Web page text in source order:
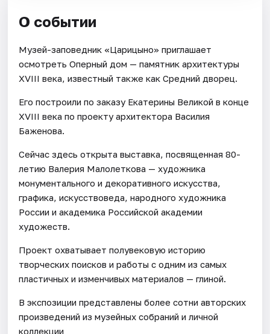
О событии
Музей-заповедник «Царицыно» приглашает
осмотреть Оперный дом — памятник архитектуры
XVIII века, известный также как Средний дворец.
Его построили по заказу Екатерины Великой в конце
XVIII века по проекту архитектора Василия
Баженова.
Сейчас здесь открыта выставка, посвященная 80-
летию Валерия Малолеткова — художника
монументального и декоративного искусства,
графика, искусствоведа, народного художника
России и академика Российской академии
художеств.
Проект охватывает полувековую историю
творческих поисков и работы с одним из самых
пластичных и изменчивых материалов — глиной.
В экспозиции представлены более сотни авторских
произведений из музейных собраний и личной
коллекции